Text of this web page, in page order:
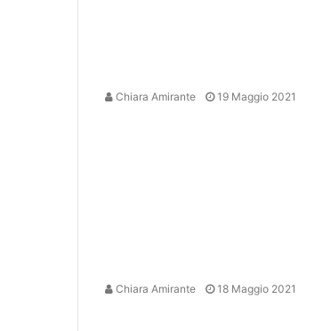
Chiara Amirante 19 Maggio 2021
Chiara Amirante 18 Maggio 2021